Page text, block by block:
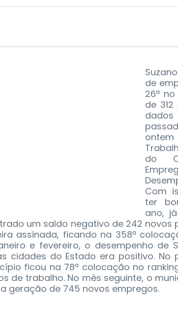
de
26ª
de
dados
do
Com
ter
ano,
um saldo negativo de 242
assinada, ficando na 358ª
e fevereiro, o desempenho de
cidades do Estado era positivo. No
ficou na 78ª colocação no
de trabalho. No mês seguinte, o
geração de 745 novos empregos.